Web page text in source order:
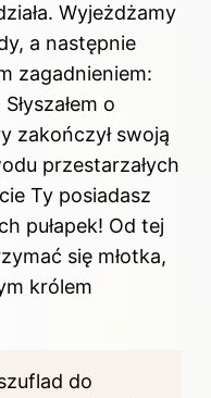
Wyjeżdżamy
, a następnie
zagadnieniem:
o
zakończył swoją
przestarzałych
Ty posiadasz
pułapek! Od tej
się młotka,
królem
do